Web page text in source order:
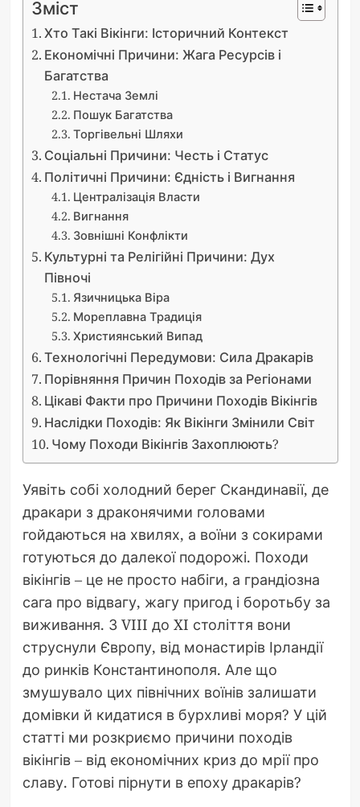
Зміст
Хто Такі Вікінги: Історичний Контекст
Економічні Причини: Жага Ресурсів і
Багатства
Нестача Землі
Пошук Багатства
Торгівельні Шляхи
Соціальні Причини: Честь і Статус
Політичні Причини: Єдність і Вигнання
Централізація Власти
Вигнання
Зовнішні Конфлікти
Культурні та Релігійні Причини: Дух
Півночі
Язичницька Віра
Мореплавна Традиція
Християнський Випад
Технологічні Передумови: Сила Дракарів
Порівняння Причин Походів за Регіонами
Цікаві Факти про Причини Походів Вікінгів
Наслідки Походів: Як Вікінги Змінили Світ
Чому Походи Вікінгів Захоплюють?
Уявіть собі холодний берег Скандинавії, де
дракари з драконячими головами
гойдаються на хвилях, а воїни з сокирами
готуються до далекої подорожі. Походи
вікінгів – це не просто набіги, а грандіозна
сага про відвагу, жагу пригод і боротьбу за
виживання. З VIII до XI століття вони
струснули Європу, від монастирів Ірландії
до ринків Константинополя. Але що
змушувало цих північних воїнів залишати
домівки й кидатися в бурхливі моря? У цій
статті ми розкриємо причини походів
вікінгів – від економічних криз до мрії про
славу. Готові пірнути в епоху дракарів?